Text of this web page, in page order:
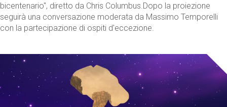
bicentenario", diretto da Chris Columbus.Dopo la proiezione
seguirà una conversazione moderata da Massimo Temporelli
con la partecipazione di ospiti d'eccezione.